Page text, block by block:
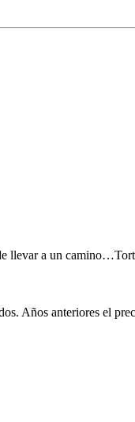
llevar a un
Años anteriores el